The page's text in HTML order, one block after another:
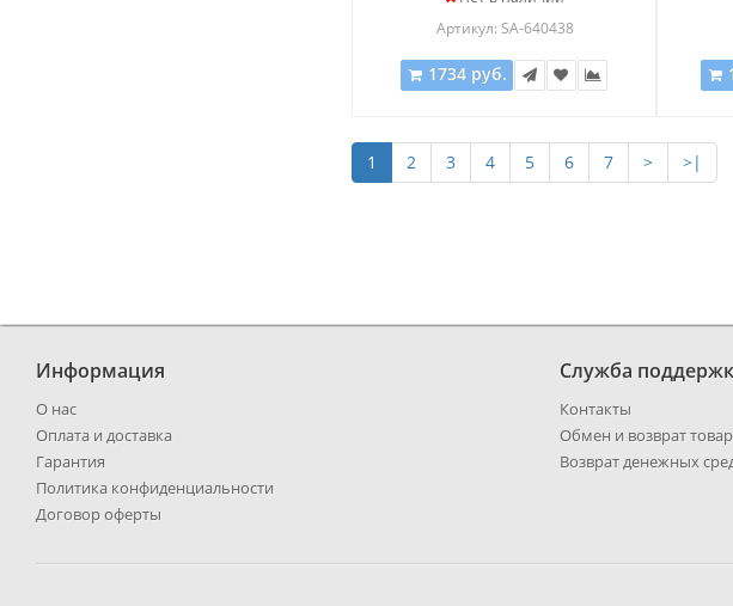
Артикул: SA-640438
1734 руб.
1 2 3 4 5 6 7 > >|
Информация
О нас
Оплата и доставка
Гарантия
Политика конфиденциальности
Договор оферты
Служба
Контакты
Обмен и возврат
Возврат денежных